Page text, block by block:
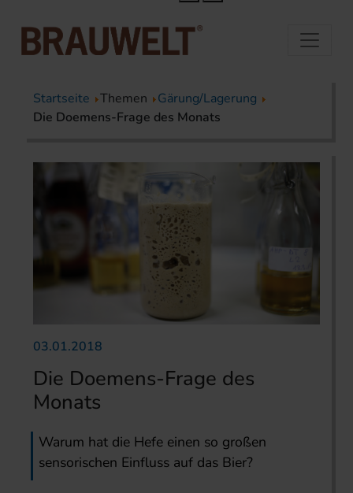
Startseite Themen
Gärung/Lagerung
Die Doemens-Frage des Monats
03.01.2018
Die Doemens-Frage des
Monats
Warum hat die Hefe einen so großen
sensorischen Einfluss auf das Bier?